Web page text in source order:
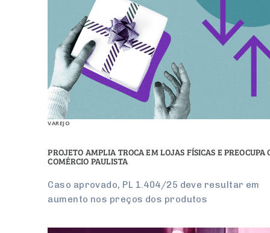
VAREJO
PROJETO AMPLIA TROCA EM LOJAS FÍSICAS E PREOCUPA
COMÉRCIO PAULISTA
Caso aprovado, PL 1.404/25 deve resultar em
aumento nos preços dos produtos